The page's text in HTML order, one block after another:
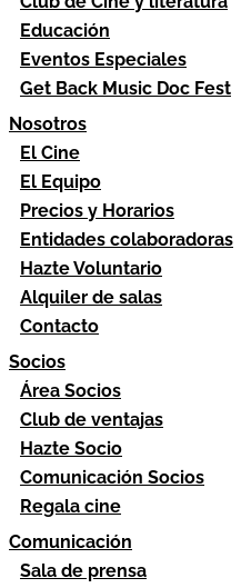
Educación
Eventos Especiales
Get Back Music Doc Fest
Nosotros
El Cine
El Equipo
Precios y Horarios
Entidades colaboradoras
Hazte Voluntario
Alquiler de salas
Contacto
Socios
Área Socios
Club de ventajas
Hazte Socio
Comunicación Socios
Regala cine
Comunicación
Sala de prensa